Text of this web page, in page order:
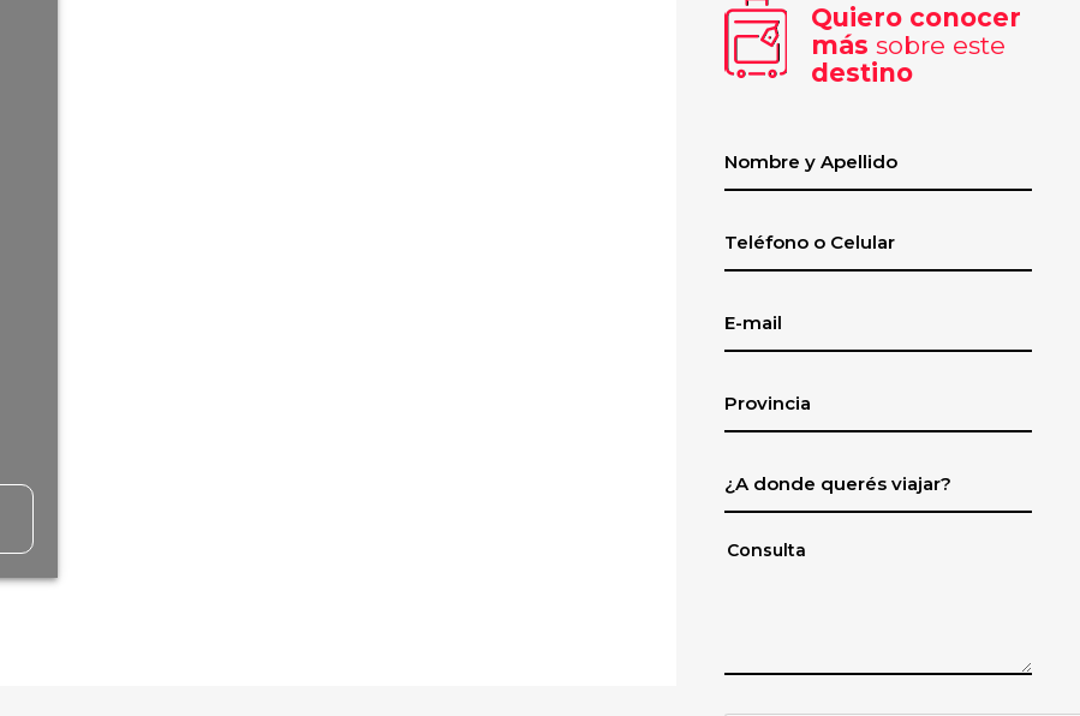
Quiero conocer
más sobre este
destino